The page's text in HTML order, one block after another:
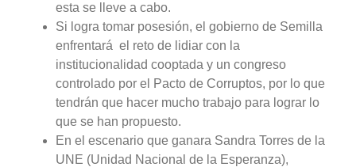
esta se lleve a cabo.
Si logra tomar posesión, el gobierno de Semilla
enfrentará el reto de lidiar con la
institucionalidad cooptada y un congreso
controlado por el Pacto de Corruptos, por lo que
tendrán que hacer mucho trabajo para lograr lo
que se han propuesto.
En el escenario que ganara Sandra Torres de la
UNE (Unidad Nacional de la Esperanza),